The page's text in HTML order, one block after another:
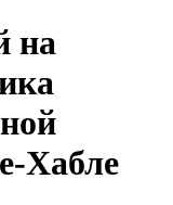
на
Хабле